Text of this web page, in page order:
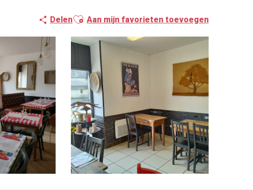
DelenAjouter aux favoris
Aan mijn favorieten toevoegen